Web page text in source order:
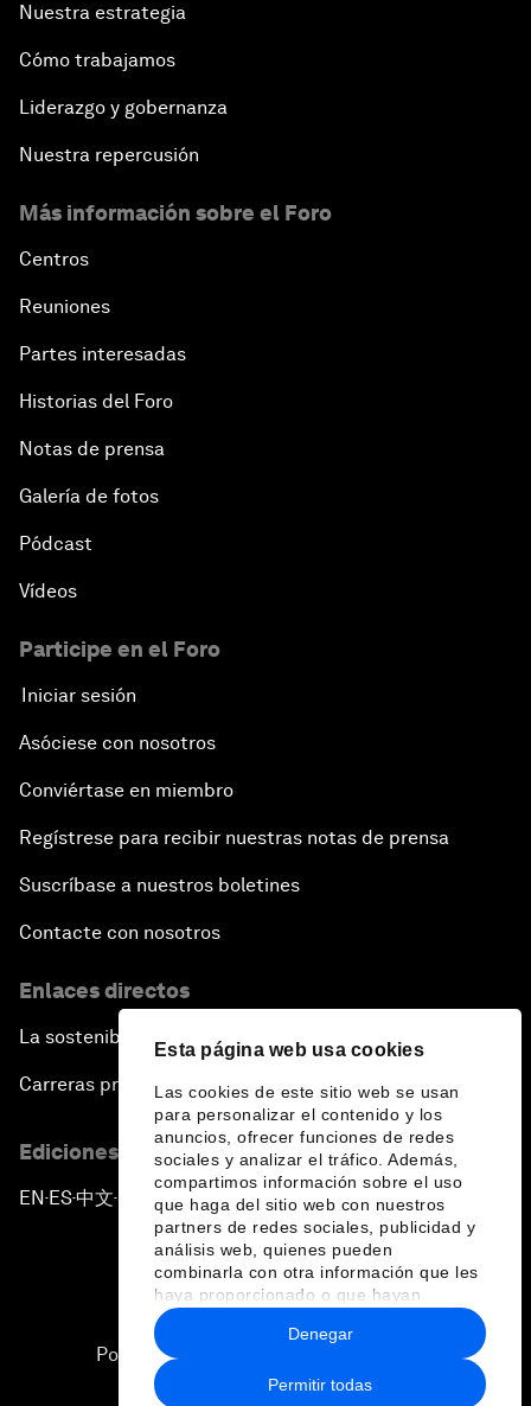
Esta página web usa cookies
Las cookies de este sitio web se usan
para personalizar el contenido y los
anuncios, ofrecer funciones de redes
sociales y analizar el tráfico. Además,
compartimos información sobre el uso
que haga del sitio web con nuestros
partners de redes sociales, publicidad y
análisis web, quienes pueden
combinarla con otra información que les
haya proporcionado o que hayan
recopilado a partir del uso que haya
hecho de sus servicios.
Permitir todas
Denegar
Nuestra estrategia
Cómo trabajamos
Liderazgo y gobernanza
Nuestra repercusión
Más información sobre el Foro
Centros
Reuniones
Partes interesadas
Historias del Foro
Notas de prensa
Galería de fotos
Pódcast
Vídeos
Participe en el Foro
Iniciar sesión
Asóciese con nosotros
Conviértase en miembro
Regístrese para recibir nuestras notas de prensa
Suscríbase a nuestros boletines
Contacte con nosotros
Enlaces directos
La sostenibilidad en el Foro
Carreras profesionales
Ediciones en otros idiomas
EN ▪ES▪中文▪ 日本語
Política de privacidad y normas de uso
Sitemap